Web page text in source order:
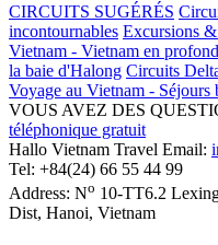
CIRCUITS SUGÉRÉS
incontournables Excursions
Vietnam - Vietnam en
la baie d'Halong Circuits
Voyage au Vietnam - Séjours
VOUS AVEZ DES
téléphonique gratuit
Hallo Vietnam Travel Email:
Tel: +84(24) 66 55 44 99
Address: No 10-TT6.2
Dist, Hanoi, Vietnam